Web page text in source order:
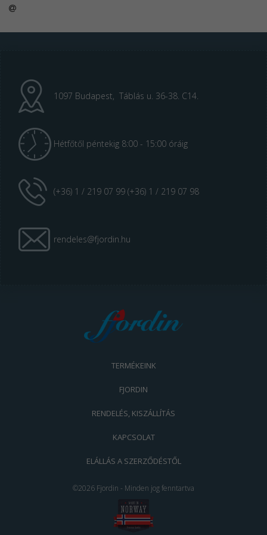
1097 Budapest, Táblás u. 36-38. C14.
Hétfőtől péntekig 8:00 - 15:00 óráig
(+36) 1 / 219 07 99 (+36) 1 / 219 07 98
rendeles@fjordin.hu
TERMÉKEINK
FJORDIN
RENDELÉS, KISZÁLLÍTÁS
KAPCSOLAT
ELÁLLÁS A SZERZŐDÉSTŐL
©2026 Fjordin - Minden jog fenntartva